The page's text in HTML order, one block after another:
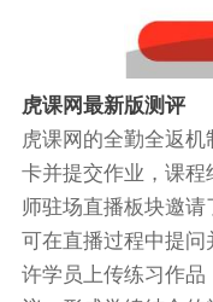
虎课网最新版测评
虎课网的全勤全返
卡并提交作业，课程
师驻场直播板块邀请
可在直播过程中提
许学员上传练习作